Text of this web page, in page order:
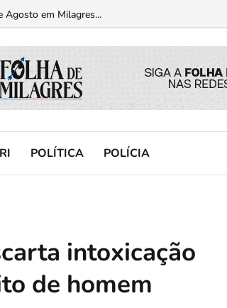
Agosto em Milagres...
Nossa Senhora dos Milagres...
POLÍTICA POLÍCIA
intoxicação
de homem